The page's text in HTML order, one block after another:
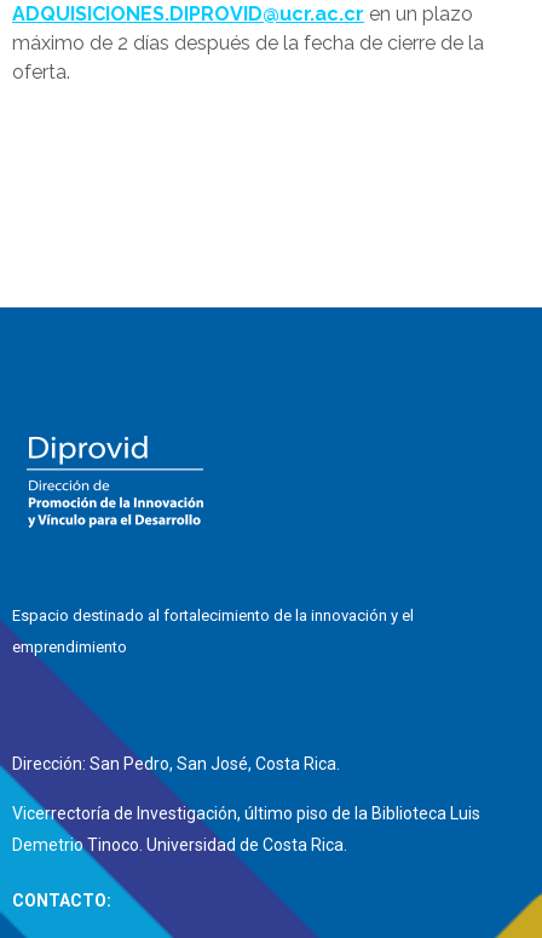
ADQUISICIONES.DIPROVID@ucr.ac.cr en un plazo
máximo de 2 días después de la fecha de cierre de la
oferta.
Espacio destinado al fortalecimiento de la innovación y el
emprendimiento
Dirección: San Pedro, San José, Costa Rica.
Vicerrectoría de Investigación, último piso de la Biblioteca Luis
Demetrio Tinoco. Universidad de Costa Rica.
CONTACTO: